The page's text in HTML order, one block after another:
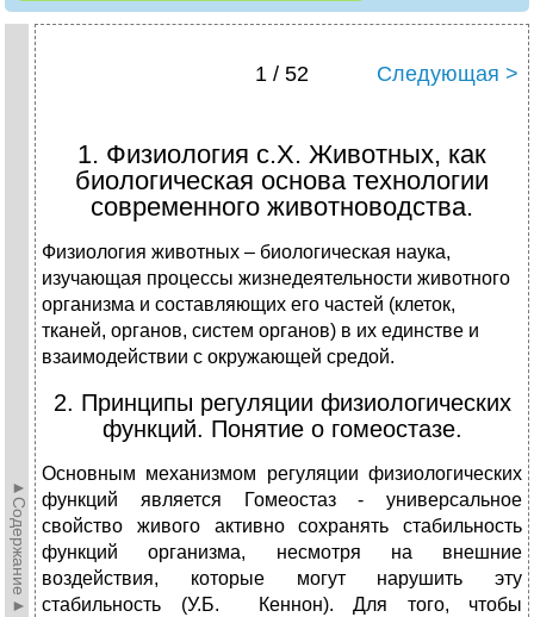
►Содержание►
1 / 52 Следующая >
1. Физиология с.Х. Животных, как
биологическая основа технологии
современного животноводства.
Физиология животных – биологическая наука,
изучающая процессы жизнедеятельности животного
организма и составляющих его частей (клеток,
тканей, органов, систем органов) в их единстве и
взаимодействии с окружающей средой.
2. Принципы регуляции физиологических
функций. Понятие о гомеостазе.
Основным механизмом регуляции физиологических
функций является Гомеостаз - универсальное
свойство живого активно сохранять стабильность
функций организма, несмотря на внешние
воздействия, которые могут нарушить эту
стабильность (У.Б. Кеннон). Для того, чтобы